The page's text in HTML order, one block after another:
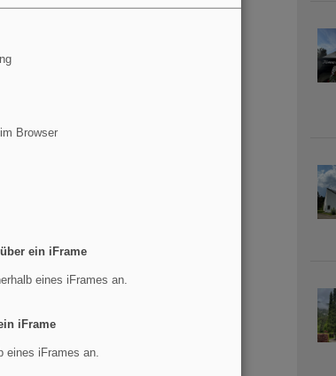
Browser
ein iFrame
eines iFrames an.
iFrame
eines iFrames an.